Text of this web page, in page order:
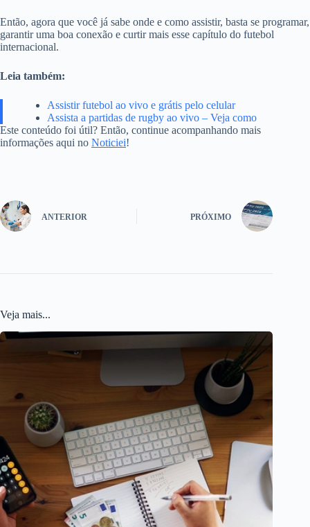
Então, agora que você já sabe onde e como assistir, basta se programar,
garantir uma boa conexão e curtir mais esse capítulo do futebol
internacional.
Leia também:
Assistir futebol ao vivo e grátis pelo celular
Assista a partidas de rugby ao vivo – Veja como
Este conteúdo foi útil? Então, continue acompanhando mais
informações aqui no Noticiei!
ANTERIOR PRÓXIMO
Veja mais...